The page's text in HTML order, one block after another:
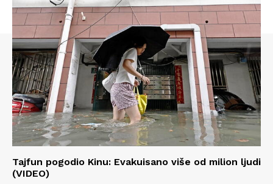
Tajfun pogodio Kinu: Evakuisano više od milion ljudi
(VIDEO)